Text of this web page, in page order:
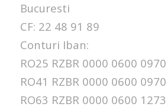
Bucuresti
CF: 22 48 91 89
Conturi Iban:
RO25 RZBR 0000 0600
RO41 RZBR 0000 0600
RO63 RZBR 0000 0600